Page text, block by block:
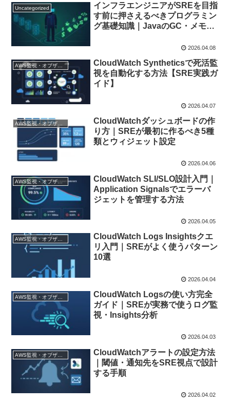
Uncategorized
インフラエンジニアがSREを目指
す前に押さえるべきプログラミン
グ基礎知識｜JavaのGC・メモリ
2026.04.08
AWS監視・オブザーバビリティ
CloudWatch Syntheticsで死活監
視を自動化する方法【SRE実践ガ
イド】
2026.04.07
CloudWatchダッシュボードの作
り方｜SREが最初に作るべき5種
類とウィジェット設定
2026.04.06
AWS監視・オブザーバビリティ
CloudWatch SLI/SLO設計入門｜
Application Signalsでエラーバ
ジェットを管理する方法
2026.04.05
AWS監視・オブザーバビリティ
CloudWatch Logs Insightsクエ
リ入門｜SREがよく使うパターン
10選
2026.04.04
CloudWatch Logsの使い方完全
ガイド｜SREが実務で使うログ監
視・Insights分析
2026.04.03
CloudWatchアラートの設定方法
｜閾値・通知先をSRE視点で設計
する手順
2026.04.02